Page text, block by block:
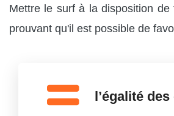
Mettre le surf à la disposition
prouvant qu'il est possible de
l’égalité